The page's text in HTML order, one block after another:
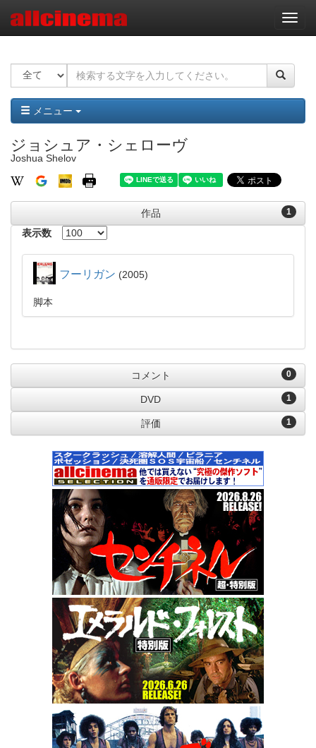
ナ
ビ
ー
ョ
ン
メニュー
ジョシュア・シェローヴ
Joshua Shelov
1
作品
表示数
フーリガン 2005
脚本
0
コメント
1
DVD
1
評価